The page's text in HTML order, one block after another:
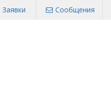
Сообщения
Заявки